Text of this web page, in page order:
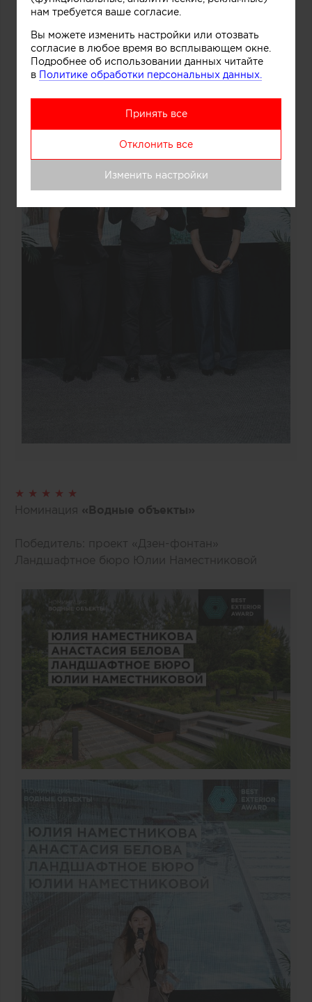
★ ★ ★ ★ ★
Номинация «Водные объекты»
Победитель: проект «Дзен-фонтан»
Ландшафтное бюро Юлии Наместниковой
нам требуется ваше согласие.
Вы можете изменить настройки или отозвать
согласие в любое время во всплывающем окне.
Подробнее об использовании данных читайте
в Политике обработки персональных данных.
Принять все
Отклонить все
Изменить настройки